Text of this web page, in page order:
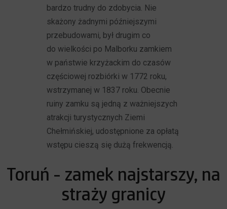
bardzo trudny do zdobycia. Nie
skażony żadnymi późniejszymi
przebudowami, był drugim co
do wielkości po Malborku zamkiem
w państwie krzyżackim do czasów
częściowej rozbiórki w 1772 roku,
wstrzymanej w 1837 roku. Obecnie
ruiny zamku są jedną z ważniejszych
atrakcji turystycznych Ziemi
Chełmińskiej, udostępnione za opłatą
wstępu cieszą się dużą frekwencją.
Toruń - zamek najstarszy, na
straży granicy